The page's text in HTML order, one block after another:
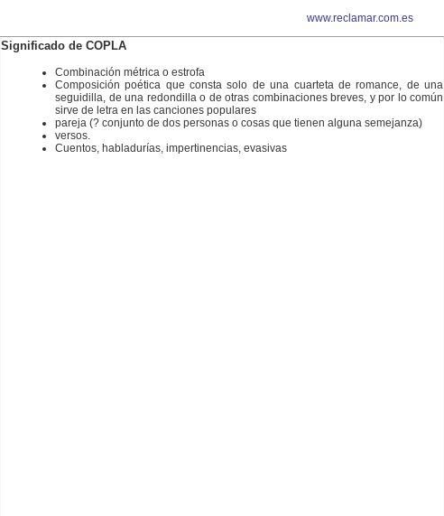
www.reclamar.com.es
Significado de COPLA
Combinación métrica o estrofa
Composición poética que consta solo de una cuarteta de romance, de una
seguidilla, de una redondilla o de otras combinaciones breves, y por lo común
sirve de letra en las canciones populares
pareja (? conjunto de dos personas o cosas que tienen alguna semejanza)
versos.
Cuentos, habladurías, impertinencias, evasivas